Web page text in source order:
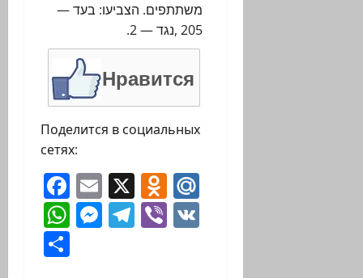
משתתפים. הצביעו: בעד —
205 ,נגד — 2.
Нравится
Поделится в социальных
сетях:
Facebook
Email
X Odnoklassniki
WhatsApp
Messenger
Telegram
Viber